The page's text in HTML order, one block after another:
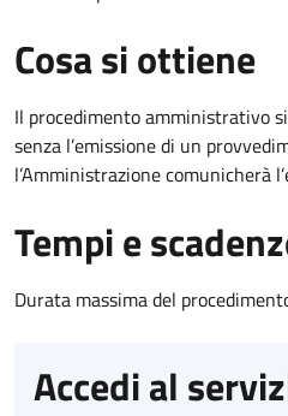
Cosa si ottiene
Il procedimento amministrativo
senza l’emissione di un
l’Amministrazione comunicherà
Tempi e
Durata massima del
Accedi al